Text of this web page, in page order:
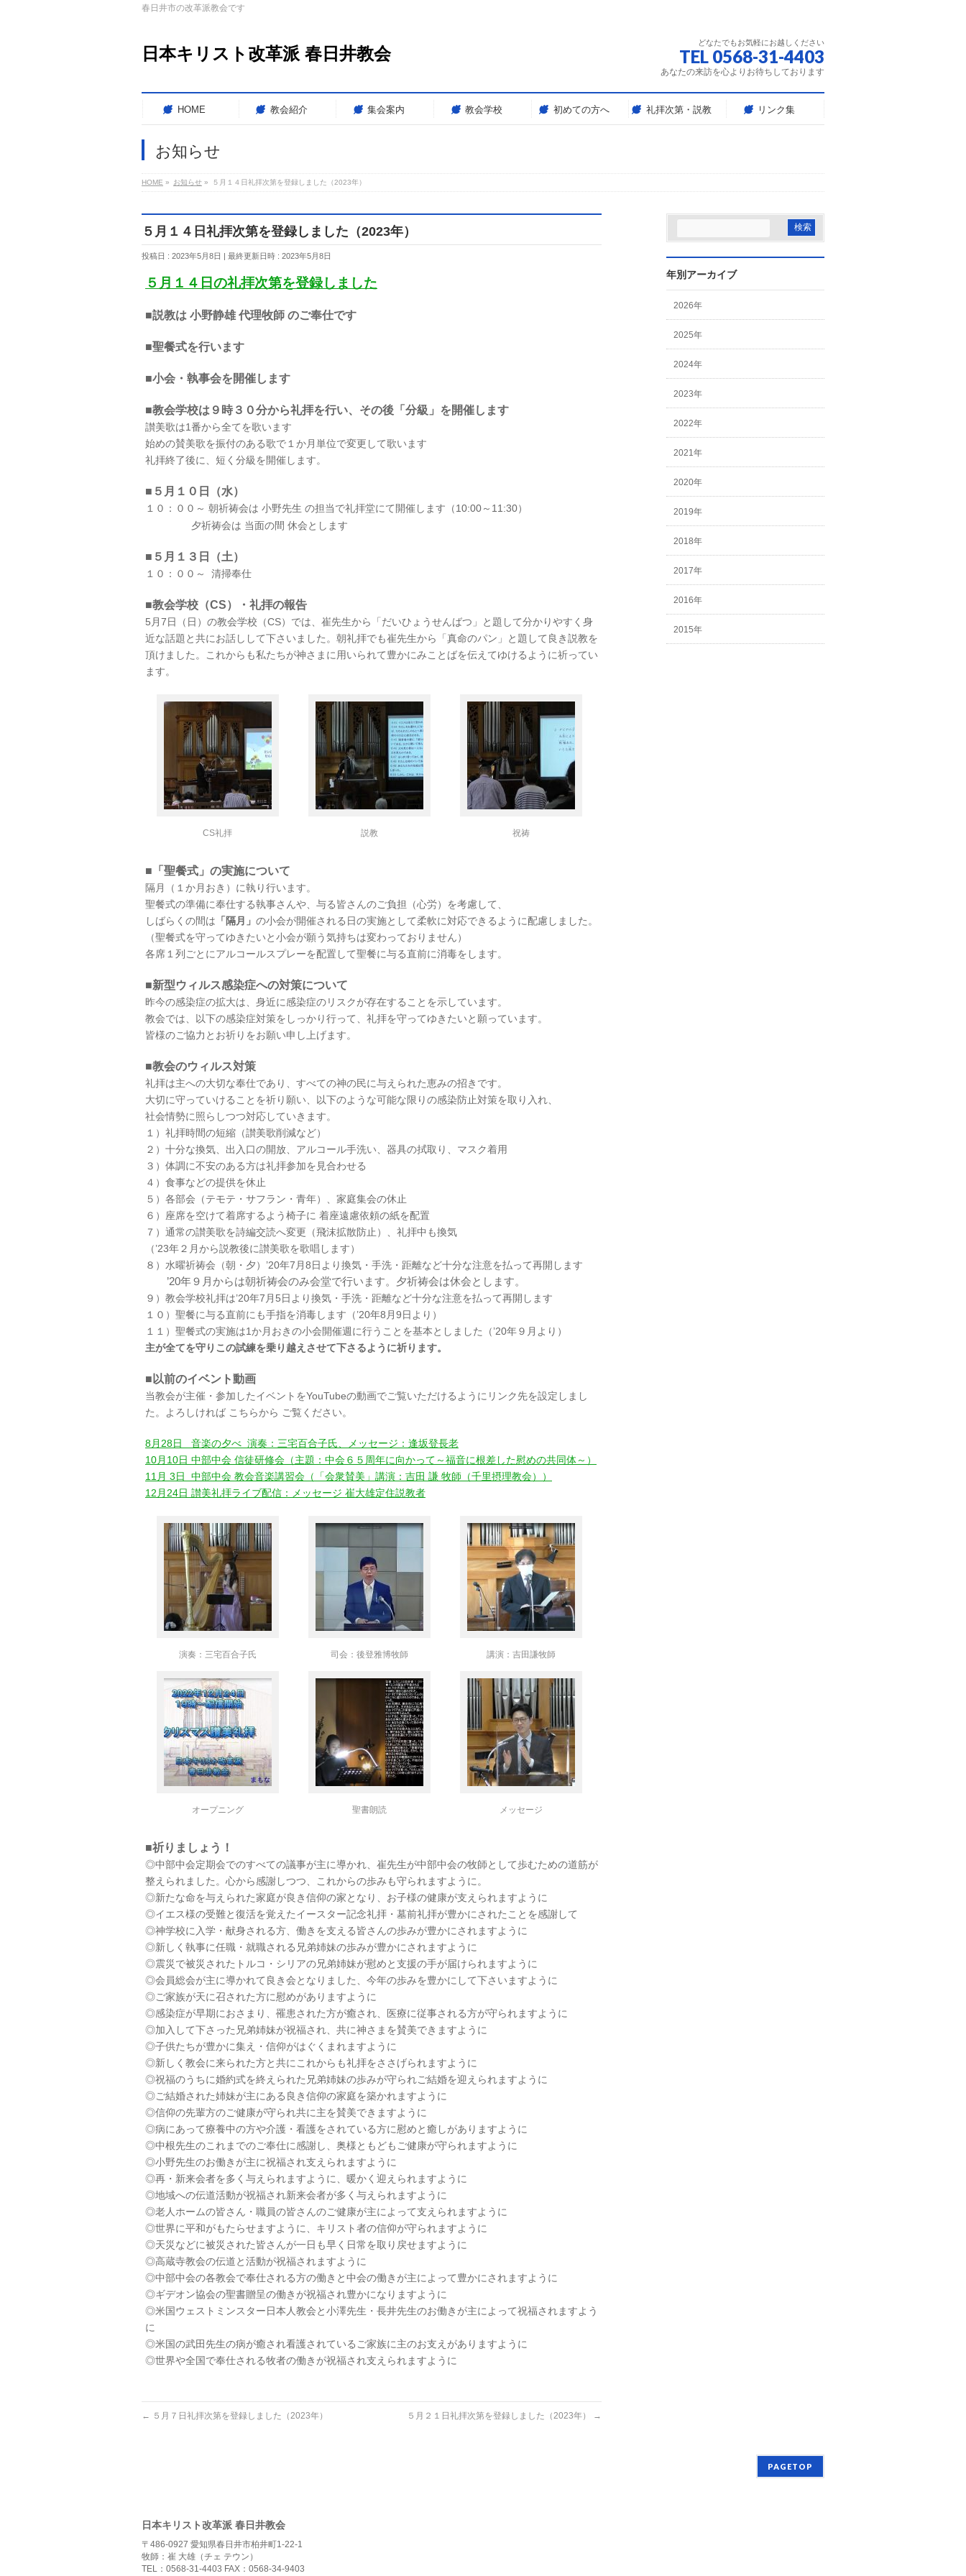
春日井市の改革派教会です
日本キリスト改革派 春日井教会
どなたでもお気軽にお越しください
TEL 0568-31-4403
あなたの来訪を心よりお待ちしております
HOME 教会紹介 集会案内 教会学校 初めての方へ 礼拝次第・説教 リンク集
お知らせ
HOME » お知らせ » ５月１４日礼拝次第を登録しました（2023年）
５月１４日礼拝次第を登録しました（2023年）
投稿日 : 2023年5月8日 最終更新日時 : 2023年5月8日
５月１４日の礼拝次第を登録しました
■説教は 小野静雄 代理牧師 のご奉仕です
■聖餐式を行います
■小会・執事会を開催します
■教会学校は９時３０分から礼拝を行い、その後「分級」を開催します
讃美歌は1番から全てを歌います
始めの賛美歌を振付のある歌で１か月単位で変更して歌います
礼拝終了後に、短く分級を開催します。
■５月１０ 日（水）
１０：００～ 朝祈祷会は 小野先生 の担当で礼拝堂にて開催します（10:00～11:30）
夕祈祷会は 当面の間 休会とします
■５月１３日（土）
１０：００～ 清掃奉仕
■教会学校（CS）・礼拝の報告
5月7日（日）の教会学校（CS）では、崔先生から「だいひょうせんばつ」と題して分かりやすく身
近な話題と共にお話しして下さいました。朝礼拝でも崔先生から「真命のパン」と題して良き説教を
頂けました。これからも私たちが神さまに用いられて豊かにみことばを伝えてゆけるように祈ってい
ます。
CS礼拝 説教 祝祷
■「聖餐式」の実施について
隔月（１か月おき）に執り行います。
聖餐式の準備に奉仕する執事さんや、与る皆さんのご負担（心労）を考慮して、
しばらくの間は 「隔月」 の小会が開催される日の実施として柔軟に対応できるように配慮しました。
（聖餐式を守ってゆきたいと小会が願う気持ちは変わっておりません）
各席１列ごとにアルコールスプレーを配置して聖餐に与る直前に消毒をします。
■新型ウィルス感染症への対策について
昨今の感染症の拡大は、身近に感染症のリスクが存在することを示しています。
教会では、以下の感染症対策をしっかり行って、礼拝を守ってゆきたいと願っています。
皆様のご協力とお祈りをお願い申し上げます。
■教会のウィルス対策
礼拝は主への大切な奉仕であり、すべての神の民に与えられた恵みの招きです。
大切に守っていけることを祈り願い、以下のような可能な限りの感染防止対策を取り入れ、
社会情勢に照らしつつ対応していきます。
１）礼拝時間の短縮（讃美歌削減など）
２）十分な換気、出入口の開放、アルコール手洗い、器具の拭取り、マスク着用
３）体調に不安のある方は礼拝参加を見合わせる
４）食事などの提供を休止
５）各部会（テモテ・サフラン・青年）、家庭集会の休止
６）座席を空けて着席するよう椅子に 着座遠慮依頼の紙を配置
７）通常の讃美歌を詩編交読へ変更（飛沫拡散防止）、礼拝中も換気
（’23年２月から説教後に讃美歌を歌唱します）
８）水曜祈祷会（朝・夕）’20年7月8日より換気・手洗・距離など十分な注意を払って再開します
’20年９月からは朝祈祷会のみ会堂で行います。夕祈祷会は休会とします。
９）教会学校礼拝は’20年7月5日より換気・手洗・距離など十分な注意を払って再開します
１０）聖餐に与る直前にも手指を消毒します（’20年8月9日より）
１１）聖餐式の実施は1か月おきの小会開催週に行うことを基本としました（’20年９月より）
主が全てを守りこの試練を乗り越えさせて下さるように祈ります。
■以前のイベント動画
当教会が主催・参加したイベントをYouTubeの動画でご覧いただけるようにリンク先を設定しまし
た。よろしければ こちらから ご覧ください。
8月28日 音楽の夕べ 演奏：三宅百合子氏、メッセージ：逢坂登長老
10月10日 中部中会 信徒研修会（主題：中会６５周年に向かって～福音に根差した慰めの共同体～）
11月 3日 中部中会 教会音楽講習会（「会衆賛美」講演：吉田 謙 牧師（千里摂理教会））
12月24日 讃美礼拝ライブ配信：メッセージ 崔大雄定住説教者
演奏：三宅百合子氏 司会：後登雅博牧師 講演：吉田謙牧師
オープニング 聖書朗読 メッセージ
■祈りましょう！
◎中部中会定期会でのすべての議事が主に導かれ、崔先生が中部中会の牧師として歩むための道筋が
整えられました。心から感謝しつつ、これからの歩みも守られますように。
◎新たな命を与えられた家庭が良き信仰の家となり、お子様の健康が支えられますように
◎イエス様の受難と復活を覚えたイースター記念礼拝・墓前礼拝が豊かにされたことを感謝して
◎神学校に入学・献身される方、働きを支える皆さんの歩みが豊かにされますように
◎新しく執事に任職・就職される兄弟姉妹の歩みが豊かにされますように
◎震災で被災されたトルコ・シリアの兄弟姉妹が慰めと支援の手が届けられますように
◎会員総会が主に導かれて良き会となりました、今年の歩みを豊かにして下さいますように
◎ご家族が天に召された方に慰めがありますように
◎感染症が早期におさまり、罹患された方が癒され、医療に従事される方が守られますように
◎加入して下さった兄弟姉妹が祝福され、共に神さまを賛美できますように
◎子供たちが豊かに集え・信仰がはぐくまれますように
◎新しく教会に来られた方と共にこれからも礼拝をささげられますように
◎祝福のうちに婚約式を終えられた兄弟姉妹の歩みが守られご結婚を迎えられますように
◎ご結婚された姉妹が主にある良き信仰の家庭を築かれますように
◎信仰の先輩方のご健康が守られ共に主を賛美できますように
◎病にあって療養中の方や介護・看護をされている方に慰めと癒しがありますように
◎中根先生のこれまでのご奉仕に感謝し、奥様ともどもご健康が守られますように
◎小野先生のお働きが主に祝福され支えられますように
◎再・新来会者を多く与えられますように、暖かく迎えられますように
◎地域への伝道活動が祝福され新来会者が多く与えられますように
◎老人ホームの皆さん・職員の皆さんのご健康が主によって支えられますように
◎世界に平和がもたらせますように、キリスト者の信仰が守られますように
◎天災などに被災された皆さんが一日も早く日常を取り戻せますように
◎高蔵寺教会の伝道と活動が祝福されますように
◎中部中会の各教会で奉仕される方の働きと中会の働きが主によって豊かにされますように
◎ギデオン協会の聖書贈呈の働きが祝福され豊かになりますように
◎米国ウェストミンスター日本人教会と小澤先生・長井先生のお働きが主によって祝福されますよう
に
◎米国の武田先生の病が癒され看護されているご家族に主のお支えがありますように
◎世界や全国で奉仕される牧者の働きが祝福され支えられますように
← ５月７日礼拝次第を登録しました（2023年） ５月２１日礼拝次第を登録しました（2023年） →
年別アーカイブ
2026年
2025年
2024年
2023年
2022年
2021年
2020年
2019年
2018年
2017年
2016年
2015年
PAGETOP
日本キリスト改革派 春日井教会
〒486-0927 愛知県春日井市柏井町1-22-1
牧師：崔 大雄（チェ テウン）
TEL：0568-31-4403 FAX：0568-34-9403